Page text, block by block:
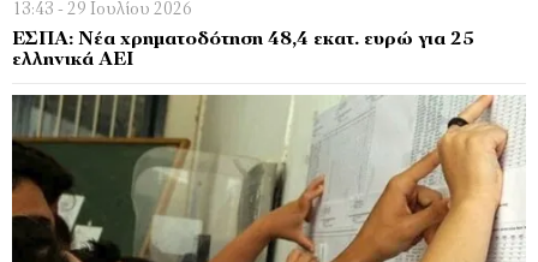
13:43 - 29 Ιουλίου 2026
ΕΣΠΑ: Νέα χρηματοδότηση 48,4 εκατ. ευρώ για 25
ελληνικά ΑΕΙ